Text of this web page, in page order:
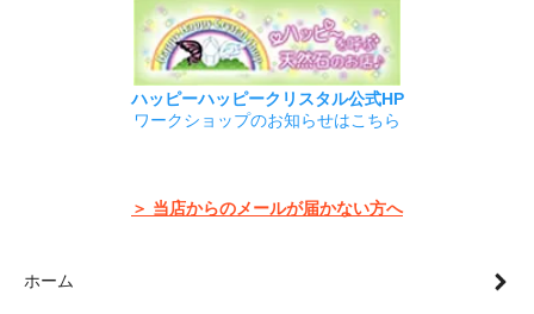
ハッピーハッピークリスタル公式HP
ワークショップのお知らせはこちら
＞ 当店からのメールが届かない方へ
ホーム